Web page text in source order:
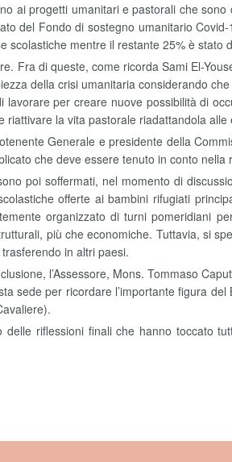
ai progetti umanitari e pastorali che
del Fondo di sostegno umanitario
scolastiche mentre il restante 25% è stato
Fra di queste, come ricorda Sami El-
della crisi umanitaria considerando
lavorare per creare nuove possibilità di
riattivare la vita pastorale riadattandola
Generale e presidente della
che deve essere tenuto in conto nella
poi soffermati, nel momento di
offerte ai bambini rifugiati
organizzato di turni pomeridiani
più che economiche. Tuttavia, si
in altri paesi.
l’Assessore, Mons. Tommaso
sede per ricordare l’importante figura
riflessioni finali che hanno toccato